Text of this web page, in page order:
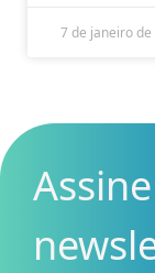
7 de janeiro de